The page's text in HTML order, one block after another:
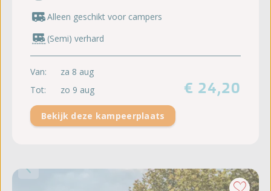
Alleen geschikt voor campers
(Semi) verhard
Van:
za 8 aug
Tot:
zo 9 aug € 24,20
Bekijk deze kampeerplaats